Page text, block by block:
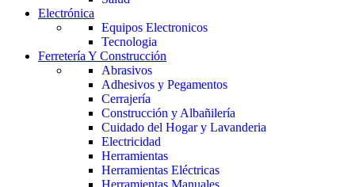
Electrónica
Equipos Electronicos
Tecnologia
Ferretería Y Construcción
Abrasivos
Adhesivos y Pegamentos
Cerrajería
Construcción y Albañilería
Cuidado del Hogar y Lavanderia
Electricidad
Herramientas
Herramientas Eléctricas
Herramientas Manuales